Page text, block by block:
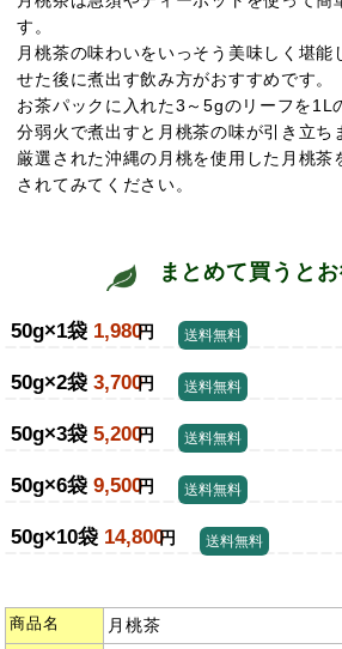
す。
月桃茶の味わいをいっそう美味しく堪能
せた後に煮出す飲み方がおすすめです。
お茶パックに入れた3～5gのリーフを1L
分弱火で煮出すと月桃茶の味が引き立ち
厳選された沖縄の月桃を使用した月桃茶
されてみてください。
まとめて買うとお
50g×1袋 1,980円 送料無料
50g×2袋 3,700円 送料無料
50g×3袋 5,200円 送料無料
50g×6袋 9,500円 送料無料
50g×10袋 14,800円 送料無料
商品名 月桃茶